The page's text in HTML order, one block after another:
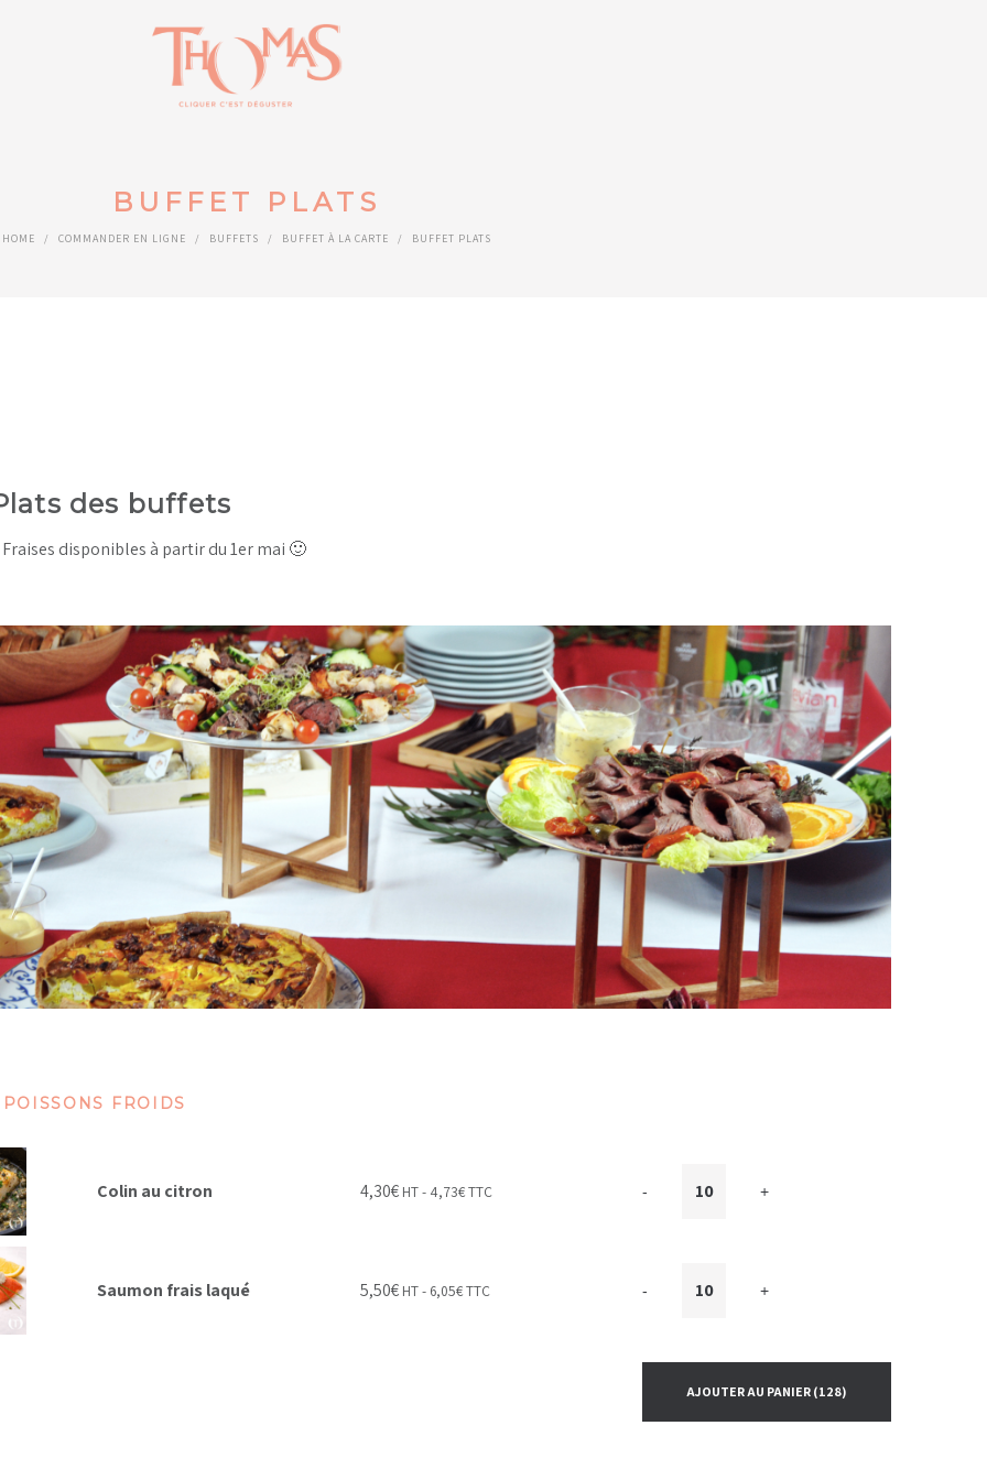
BUFFET PLATS
HOME / COMMANDER EN LIGNE / BUFFETS / BUFFET À LA CARTE / BUFFET PLATS
des buffets
disponibles à partir du 1er mai 🙂
FROIDS
Colin au citron 4,30€ HT - 4,73€TTC - +
Saumon frais laqué 5,50€ HT - 6,05€TTC - +
AJOUTER AU PANIER (128)